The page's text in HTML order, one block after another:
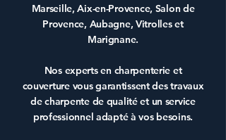
Marseille,Aix-en-Provence, Salon de
Provence, Aubagne,Vitrolleset
Marignane.
Nos experts en charpenterie et
couverture vous garantissent destravaux
de charpentede qualité et un service
professionnel adapté à vos besoins.